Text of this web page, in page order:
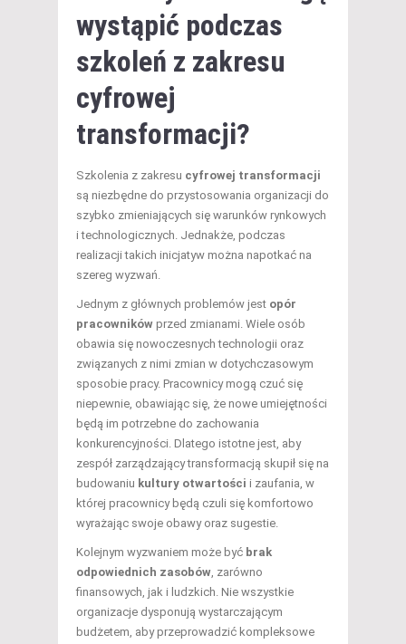
wystąpić podczas
szkoleń z zakresu
cyfrowej
transformacji?
Szkolenia z zakresu cyfrowej transformacji
są niezbędne do przystosowania organizacji do
szybko zmieniających się warunków rynkowych
i technologicznych. Jednakże, podczas
realizacji takich inicjatyw można napotkać na
szereg wyzwań.
Jednym z głównych problemów jest opór
pracowników przed zmianami. Wiele osób
obawia się nowoczesnych technologii oraz
związanych z nimi zmian w dotychczasowym
sposobie pracy. Pracownicy mogą czuć się
niepewnie, obawiając się, że nowe umiejętności
będą im potrzebne do zachowania
konkurencyjności. Dlatego istotne jest, aby
zespół zarządzający transformacją skupił się na
budowaniu kultury otwartości i zaufania, w
której pracownicy będą czuli się komfortowo
wyrażając swoje obawy oraz sugestie.
Kolejnym wyzwaniem może być brak
odpowiednich zasobów, zarówno
finansowych, jak i ludzkich. Nie wszystkie
organizacje dysponują wystarczającym
budżetem, aby przeprowadzić kompleksowe